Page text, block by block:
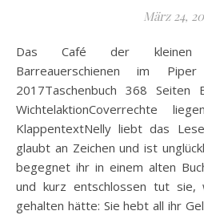
März 24,
Das Café der kleinen Wundervon Nicolas
Barreauerschienen im
2017Taschenbuch 368 Seiten
WichtelaktionCoverrechte
KlappentextNelly liebt das
glaubt an Zeichen und ist
begegnet ihr in einem alten
und kurz entschlossen tut
gehalten hätte: Sie hebt all ihr